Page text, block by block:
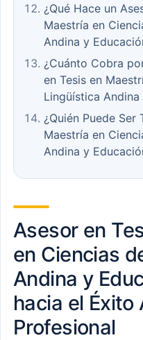
¿Qué Hace un
Maestría en
Andina y
¿Cuánto Cobra
en Tesis en
Lingüística
¿Quién Puede Ser
Maestría en
Andina y
Asesor en
en Ciencias
Andina y
hacia el
Profesional